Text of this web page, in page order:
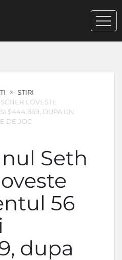
STIRI
LOVESTE
$444.869, DUPA UN
DE JOC
Seth
56
dupa